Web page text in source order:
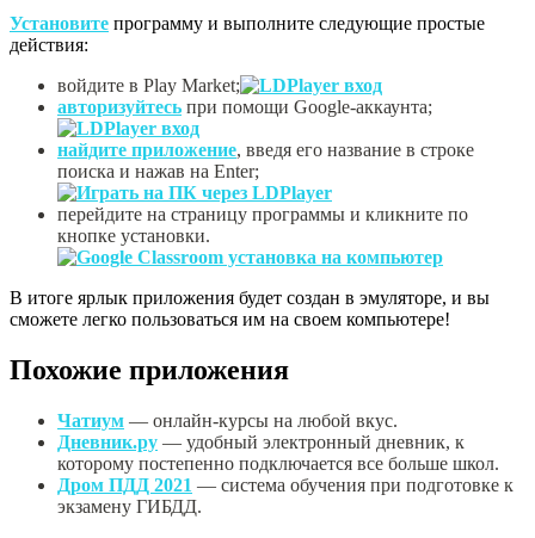
Установите программу и выполните следующие простые
действия:
войдите в Play Market;
авторизуйтесь при помощи Google-аккаунта;
найдите приложение, введя его название в строке
поиска и нажав на Enter;
перейдите на страницу программы и кликните по
кнопке установки.
В итоге ярлык приложения будет создан в эмуляторе, и вы
сможете легко пользоваться им на своем компьютере!
Похожие приложения
Чатиум — онлайн-курсы на любой вкус.
Дневник.ру — удобный электронный дневник, к
которому постепенно подключается все больше школ.
Дром ПДД 2021 — система обучения при подготовке к
экзамену ГИБДД.